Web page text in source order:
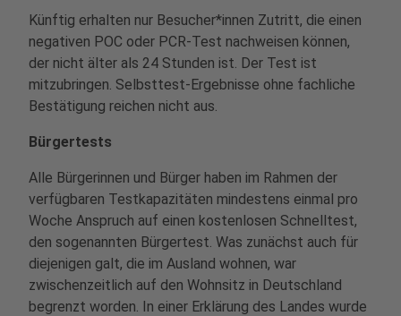
Künftig erhalten nur Besucher*innen Zutritt, die einen
negativen POC oder PCR-Test nachweisen können,
der nicht älter als 24 Stunden ist. Der Test ist
mitzubringen. Selbsttest-Ergebnisse ohne fachliche
Bestätigung reichen nicht aus.
Bürgertests
Alle Bürgerinnen und Bürger haben im Rahmen der
verfügbaren Testkapazitäten mindestens einmal pro
Woche Anspruch auf einen kostenlosen Schnelltest,
den sogenannten Bürgertest. Was zunächst auch für
diejenigen galt, die im Ausland wohnen, war
zwischenzeitlich auf den Wohnsitz in Deutschland
begrenzt worden. In einer Erklärung des Landes wurde